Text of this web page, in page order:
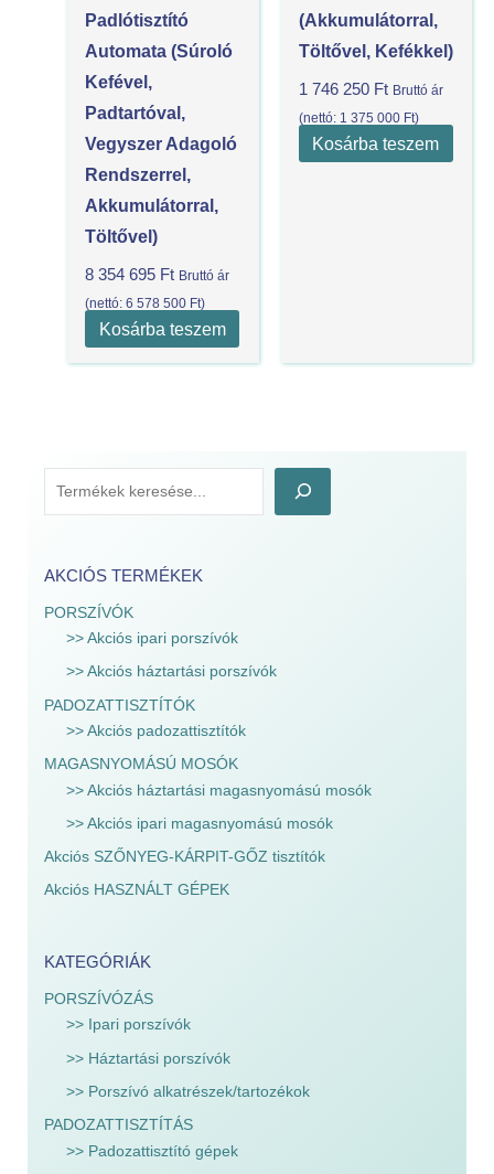
AKCIÓS TERMÉKEK
PORSZÍVÓK
>> Akciós ipari porszívók
>> Akciós háztartási porszívók
PADOZATTISZTÍTÓK
>> Akciós padozattisztítók
MAGASNYOMÁSÚ MOSÓK
>> Akciós háztartási magasnyomású mosók
>> Akciós ipari magasnyomású mosók
Akciós SZŐNYEG-KÁRPIT-GŐZ tisztítók
Akciós HASZNÁLT GÉPEK
KATEGÓRIÁK
PORSZÍVÓZÁS
>> Ipari porszívók
>> Háztartási porszívók
>> Porszívó alkatrészek/tartozékok
PADOZATTISZTÍTÁS
>> Padozattisztító gépek
Padlótisztító
Automata (súroló
Kefével,
Padtartóval,
Vegyszer Adagoló
Rendszerrel,
Akkumulátorral,
Töltővel)
8 354 695 Ft Bruttó ár
(nettó:6 578 500 Ft)
Kosárba teszem
(akkumulátorral,
Töltővel, Kefékkel)
1 746 250 Ft Bruttó ár
(nettó: 1 375 000 Ft)
Kosárba teszem